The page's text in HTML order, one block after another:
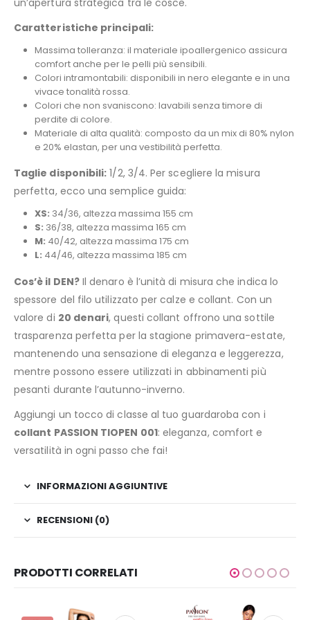
Caratteristiche principali:
Massima tolleranza: il materiale ipoallergenico assicura
comfort anche per le pelli più sensibili.
Colori intramontabili: disponibili in nero elegante e in una
vivace tonalità rossa.
Colori che non svaniscono: lavabili senza timore di
perdite di colore.
Materiale di alta qualità: composto da un mix di 80% nylon
e 20% elastan, per una vestibilità perfetta.
Taglie disponibili: 1/2, 3/4. Per scegliere la misura
perfetta, ecco una semplice guida:
XS: 34/36, altezza massima 155 cm
S: 36/38, altezza massima 165 cm
M: 40/42, altezza massima 175 cm
L: 44/46, altezza massima 185 cm
Cos’è il DEN?Il denaro è l’unità di misura che indica lo
spessore del filo utilizzato per calze e collant. Con un
valore di 20 denari, questi collant offrono una sottile
trasparenza perfetta per la stagione primavera-estate,
mantenendo una sensazione di eleganza e leggerezza,
mentre possono essere utilizzati in abbinamenti più
pesanti durante l’autunno-inverno.
Aggiungi un tocco di classe al tuo guardaroba con i
collant PASSION TIOPEN 001: eleganza, comfort e
versatilità in ogni passo che fai!
INFORMAZIONI AGGIUNTIVE
RECENSIONI (0)
PRODOTTI CORRELATI